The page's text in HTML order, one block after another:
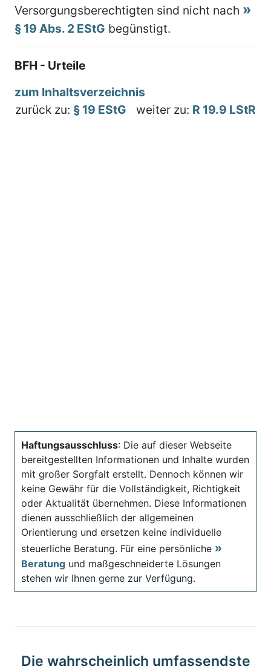
Versorgungsberechtigten sind nicht nach
§ 19 Abs. 2 EStG begünstigt.
BFH - Urteile
zum Inhaltsverzeichnis
zurück zu: § 19 EStG weiter zu: R 19.9 LStR
Haftungsausschluss: Die auf dieser Webseite
bereitgestellten Informationen und Inhalte wurden
mit großer Sorgfalt erstellt. Dennoch können wir
keine Gewähr für die Vollständigkeit, Richtigkeit
oder Aktualität übernehmen. Diese Informationen
dienen ausschließlich der allgemeinen
Orientierung und ersetzen keine individuelle
steuerliche Beratung. Für eine persönliche
Beratung und maßgeschneiderte Lösungen
stehen wir Ihnen gerne zur Verfügung.
Die wahrscheinlich umfassendste